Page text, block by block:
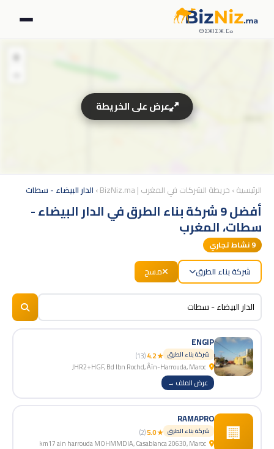
ⴱⵉⵣⵏⵉⵣ.ⵎⴰ
الرئيسية› خريطة الشركات في المغرب | BizNiz.ma › الدار البيضاء - سطات
أفضل 9 شركة بناء الطرق في الدار البيضاء -
سطات، المغرب
9نشاط تجاري
شركة بناء الطرق مسح
ENGIP
شركة بناء الطرق ★ 4.2
(13)
عرض الملف →
🏢
RAMAPRO
شركة بناء الطرق ★ 5.0
(2)
+
BizNiz.ma
عرض على الخريطة